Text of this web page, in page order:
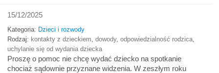
15/12/2025
Kategoria: Dzieci i rozwody
Rodzaj: kontakty z dzieckiem dowody, odpowiedzialność rodzica
uchylanie się od wydania dziecka
Proszę o pomoc nie chcę wydać dziecko na spotkanie
chociaż sądownie przyznane widzenia. W zeszłym roku